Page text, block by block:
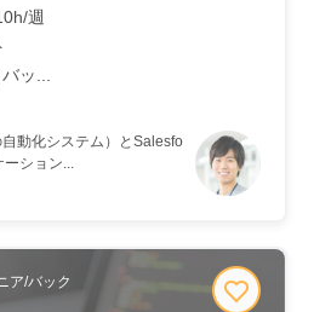
週
ッ...
動化システム）とSalesfo
ーション...
ア/バック